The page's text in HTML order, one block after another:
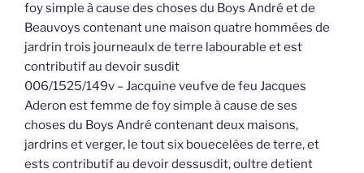
foy simple à cause des choses du Boys André et de
Beauvoys contenant une maison quatre hommées de
jardrin trois journeaulx de terre labourable et est
contributif au devoir susdit
006/1525/149v – Jacquine veufve de feu Jacques
Aderon est femme de foy simple à cause de ses
choses du Boys André contenant deux maisons,
jardrins et verger, le tout six bouecelées de terre, et
ests contributif au devoir dessusdit, oultre detient